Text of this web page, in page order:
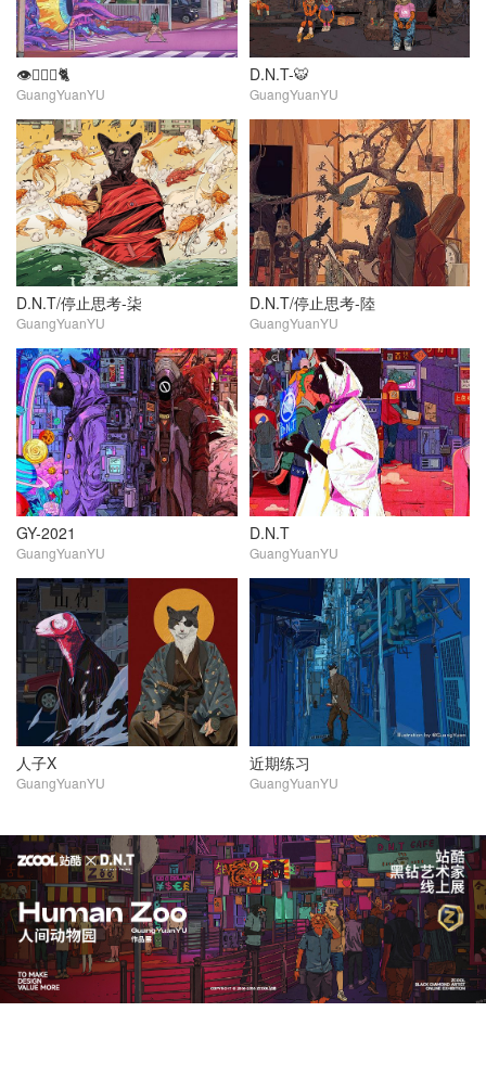
👁️🐕‍🦺🦮🐈
GuangYuanYU
D.N.T-🐯
GuangYuanYU
D.N.T/停止思考-柒
GuangYuanYU
D.N.T/停止思考-陸
GuangYuanYU
GY-2021
GuangYuanYU
D.N.T
GuangYuanYU
人子X
GuangYuanYU
近期练习
GuangYuanYU